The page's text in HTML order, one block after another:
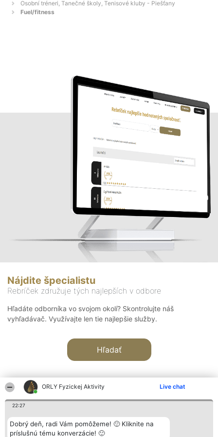
ORLY Fyzickej Aktivity Live chat
22:27
Dobrý deň, radi Vám pomôžeme! 🙂 Kliknite na
príslušnú tému konverzácie! 🙂
Osobní tréneri, Tanečné školy, Tenisové kluby - Piešťany
Fuel/fitness
Nájdite špecialistu
Rebríček združuje tých najlepších v odbore
Hľadáte odborníka vo svojom okolí? Skontrolujte náš
vyhľadávač. Využívajte len tie najlepšie služby.
Hľadať
Organizátor hodnotenia
Bright Side Solutions sp. z o.
o. sp. k.
Hodnotenie
Laureáti
Lista
Kontakt
Kontakt